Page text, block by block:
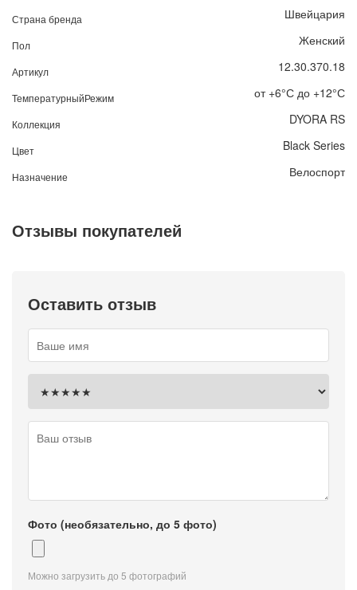
Страна бренда Швейцария
Пол Женский
Артикул 12.30.370.18
ТемпературныйРежим от +6°С до +12°С
Коллекция DYORA RS
Цвет Black Series
Назначение Велоспорт
Отзывы покупателей
Оставить отзыв
Фото (необязательно, до 5 фото)
Можно загрузить до 5 фотографий